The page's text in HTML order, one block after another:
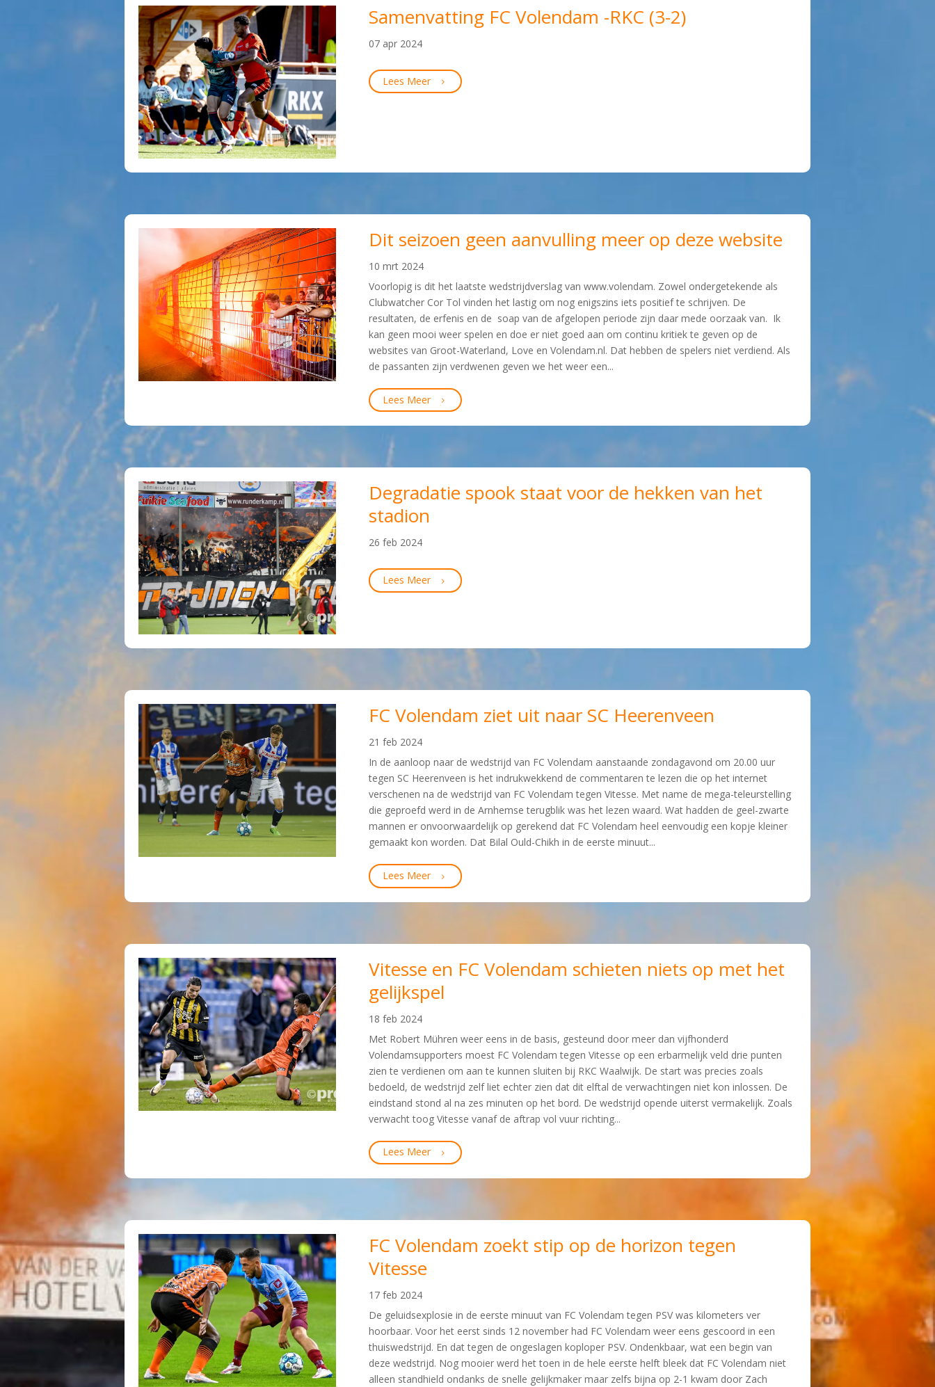
Samenvatting FC Volendam -RKC (3-2)
07 apr 2024
Lees Meer
Dit seizoen geen aanvulling meer op deze website
10 mrt 2024
Voorlopig is dit het laatste wedstrijdverslag van www.volendam. Zowel ondergetekende als
Clubwatcher Cor Tol vinden het lastig om nog enigszins iets positief te schrijven. De
resultaten, de erfenis en de soap van de afgelopen periode zijn daar mede oorzaak van. Ik
kan geen mooi weer spelen en doe er niet goed aan om continu kritiek te geven op de
websites van Groot-Waterland, Love en Volendam.nl. Dat hebben de spelers niet verdiend. Als
de passanten zijn verdwenen geven we het weer een...
Lees Meer
Degradatie spook staat voor de hekken van het
stadion
26 feb 2024
Lees Meer
FC Volendam ziet uit naar SC Heerenveen
21 feb 2024
In de aanloop naar de wedstrijd van FC Volendam aanstaande zondagavond om 20.00 uur
tegen SC Heerenveen is het indrukwekkend de commentaren te lezen die op het internet
verschenen na de wedstrijd van FC Volendam tegen Vitesse. Met name de mega-teleurstelling
die geproefd werd in de Arnhemse terugblik was het lezen waard. Wat hadden de geel-zwarte
mannen er onvoorwaardelijk op gerekend dat FC Volendam heel eenvoudig een kopje kleiner
gemaakt kon worden. Dat Bilal Ould-Chikh in de eerste minuut...
Lees Meer
Vitesse en FC Volendam schieten niets op met het
gelijkspel
18 feb 2024
Met Robert Mühren weer eens in de basis, gesteund door meer dan vijfhonderd
Volendamsupporters moest FC Volendam tegen Vitesse op een erbarmelijk veld drie punten
zien te verdienen om aan te kunnen sluiten bij RKC Waalwijk. De start was precies zoals
bedoeld, de wedstrijd zelf liet echter zien dat dit elftal de verwachtingen niet kon inlossen. De
eindstand stond al na zes minuten op het bord. De wedstrijd opende uiterst vermakelijk. Zoals
verwacht toog Vitesse vanaf de aftrap vol vuur richting...
Lees Meer
FC Volendam zoekt stip op de horizon tegen
Vitesse
17 feb 2024
De geluidsexplosie in de eerste minuut van FC Volendam tegen PSV was kilometers ver
hoorbaar. Voor het eerst sinds 12 november had FC Volendam weer eens gescoord in een
thuiswedstrijd. En dat tegen de ongeslagen koploper PSV. Ondenkbaar, wat een begin van
deze wedstrijd. Nog mooier werd het toen in de hele eerste helft bleek dat FC Volendam niet
alleen standhield ondanks de snelle gelijkmaker maar zelfs bijna op 2-1 kwam door Zach